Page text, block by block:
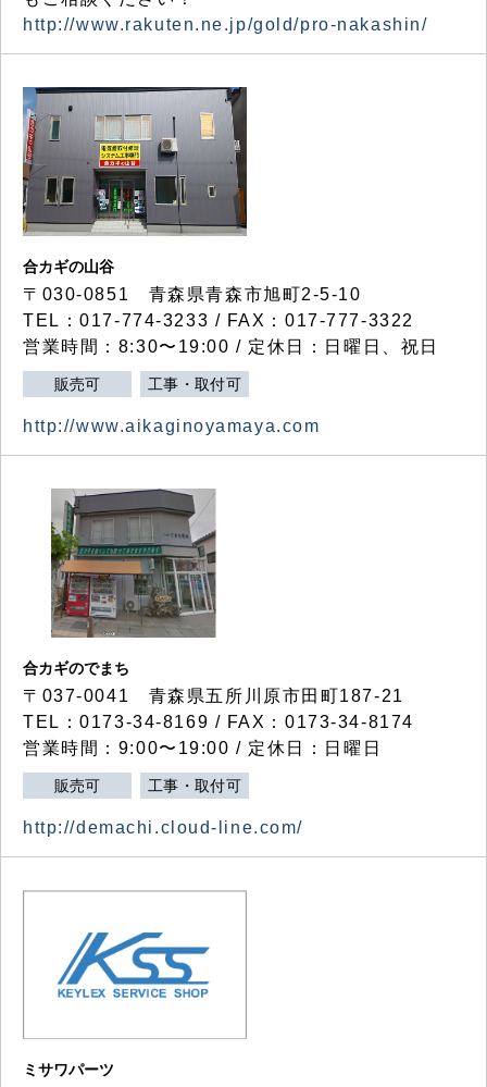
http://www.rakuten.ne.jp/gold/pro-nakashin/
合カギの山谷
〒030-0851 青森県青森市旭町2-5-10
TEL：017-774-3233 / FAX：017-777-3322
営業時間：8:30〜19:00 / 定休日：日曜日、祝日
販売可 工事・取付可
http://www.aikaginoyamaya.com
合カギのでまち
〒037-0041 青森県五所川原市田町187-21
TEL：0173-34-8169 / FAX：0173-34-8174
営業時間：9:00〜19:00 / 定休日：日曜日
販売可 工事・取付可
http://demachi.cloud-line.com/
ミサワパーツ